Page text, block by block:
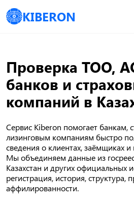
KIBERON
Проверка ТОО,
банков и
компаний в
Сервис Kiberon помогает банкам,
лизинговым компаниям быстро
сведения о клиентах, заёмщиках и
Мы объединяем данные из
Казахстан и других официальных
регистрация, история, структура,
аффилированности.